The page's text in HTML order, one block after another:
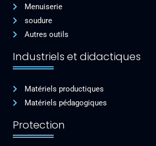
Menuiserie
soudure
Autres outils
Industriels et didactiques
Matériels productiques
Matériels pédagogiques
Protection